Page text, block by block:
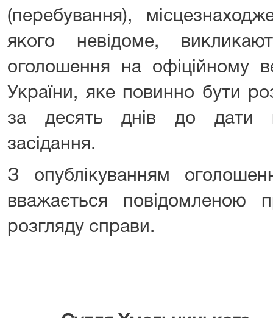
(перебування),
якого невідоме,
оголошення на офіційному
України, яке повинно бути
за десять днів до дати
засідання.
З опублікуванням
вважається повідомленою
розгляду справи.